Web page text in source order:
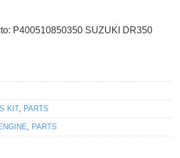
P400510850350 SUZUKI DR350
KIT, PARTS
, PARTS